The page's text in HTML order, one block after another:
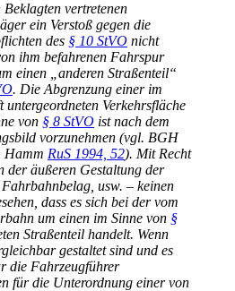
vertretenen
ein Verstoß gegen die
des § 10 StVO nicht
ihm befahrenen Fahrspur
einen „anderen Straßenteil“
. Die Abgrenzung einer im
untergeordneten Verkehrsfläche
von § 8 StVO ist nach dem
vorzunehmen (vgl. BGH
Hamm RuS 1994, 52). Mit Recht
der äußeren Gestaltung der
usw. – keinen
dass es sich bei der vom
um einen im Sinne von §
Straßenteil handelt. Wenn
gestaltet sind und es
die Fahrzeugführer
für die Unterordnung einer von